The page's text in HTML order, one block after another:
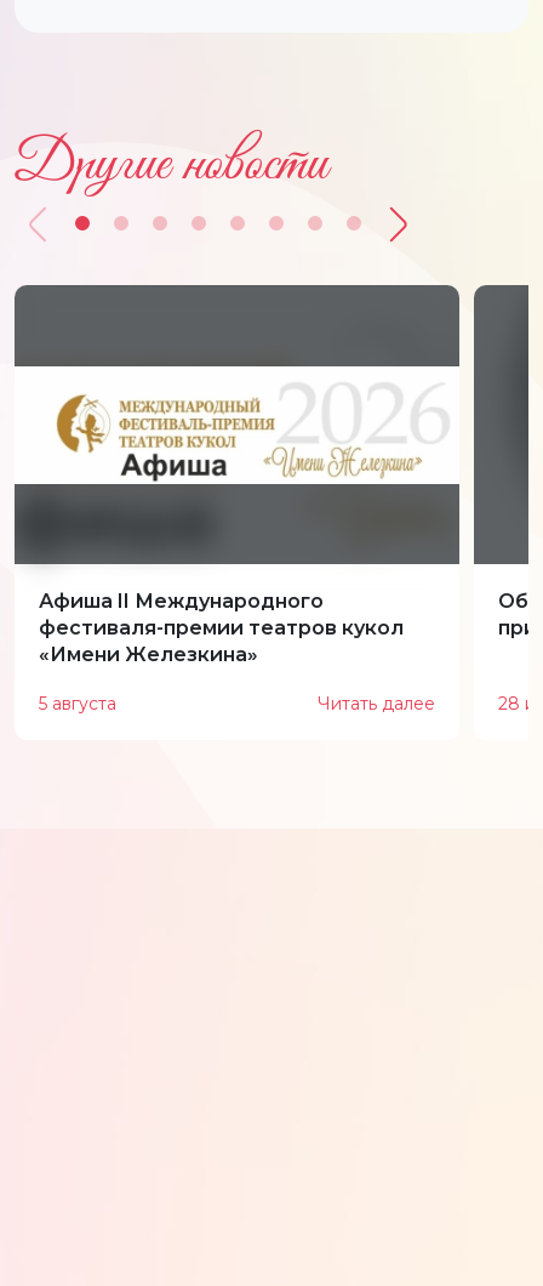
Другие новости
Афиша II Международного
фестиваля-премии театров кукол
«Имени Железкина»
5 августа Читать далее 28